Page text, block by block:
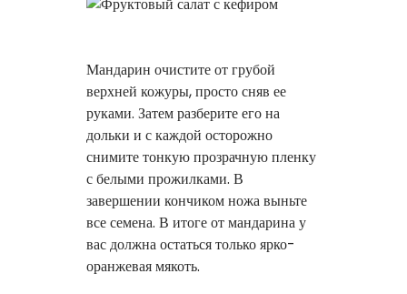
Мандарин очистите от грубой
верхней кожуры, просто сняв ее
руками. Затем разберите его на
дольки и с каждой осторожно
снимите тонкую прозрачную пленку
с белыми прожилками. В
завершении кончиком ножа выньте
все семена. В итоге от мандарина у
вас должна остаться только ярко-
оранжевая мякоть.